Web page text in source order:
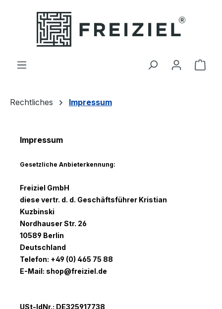
Zum Hauptinhalt springen
Rechtliches Impressum
Impressum
Gesetzliche Anbieterkennung:
Freiziel GmbH
diese vertr. d. d. Geschäftsführer Kristian
Kuzbinski
Nordhauser Str. 26
10589 Berlin
Deutschland
Telefon: +49 (0) 465 75 88
E-Mail: shop@freiziel.de
USt-IdNr.: DE325917738